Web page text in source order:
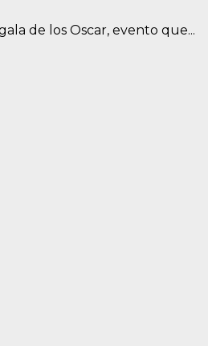
de los Oscar, evento que...